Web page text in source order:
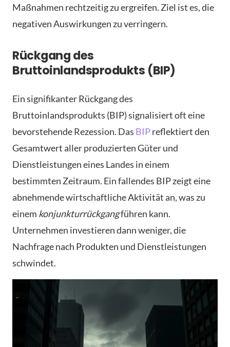
Maßnahmen rechtzeitig zu ergreifen. Ziel ist es, die
negativen Auswirkungen zu verringern.
Rückgang des
Bruttoinlandsprodukts (BIP)
Ein signifikanter Rückgang des
Bruttoinlandsprodukts (BIP) signalisiert oft eine
bevorstehende Rezession. Das BIPreflektiert den
Gesamtwert aller produzierten Güter und
Dienstleistungen eines Landes in einem
bestimmten Zeitraum. Ein fallendes BIP zeigt eine
abnehmende wirtschaftliche Aktivität an, was zu
einem konjunkturrückgangführen kann.
Unternehmen investieren dann weniger, die
Nachfrage nach Produkten und Dienstleistungen
schwindet.